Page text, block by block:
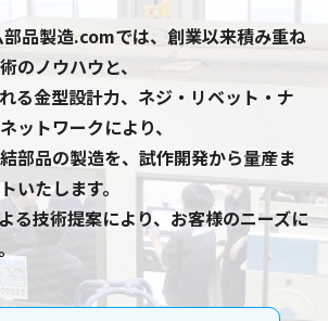
品製造.comでは、創業以来積み重ね
のノウハウと、
る金型設計力、ネジ・リベット・ナ
ットワークにより、
部品の製造を、試作開発から量産ま
いたします。
る技術提案により、お客様のニーズに